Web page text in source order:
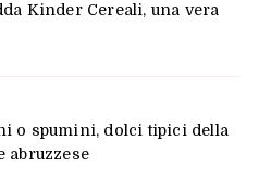
Kinder Cereali, una vera
o spumini, dolci tipici della
abruzzese